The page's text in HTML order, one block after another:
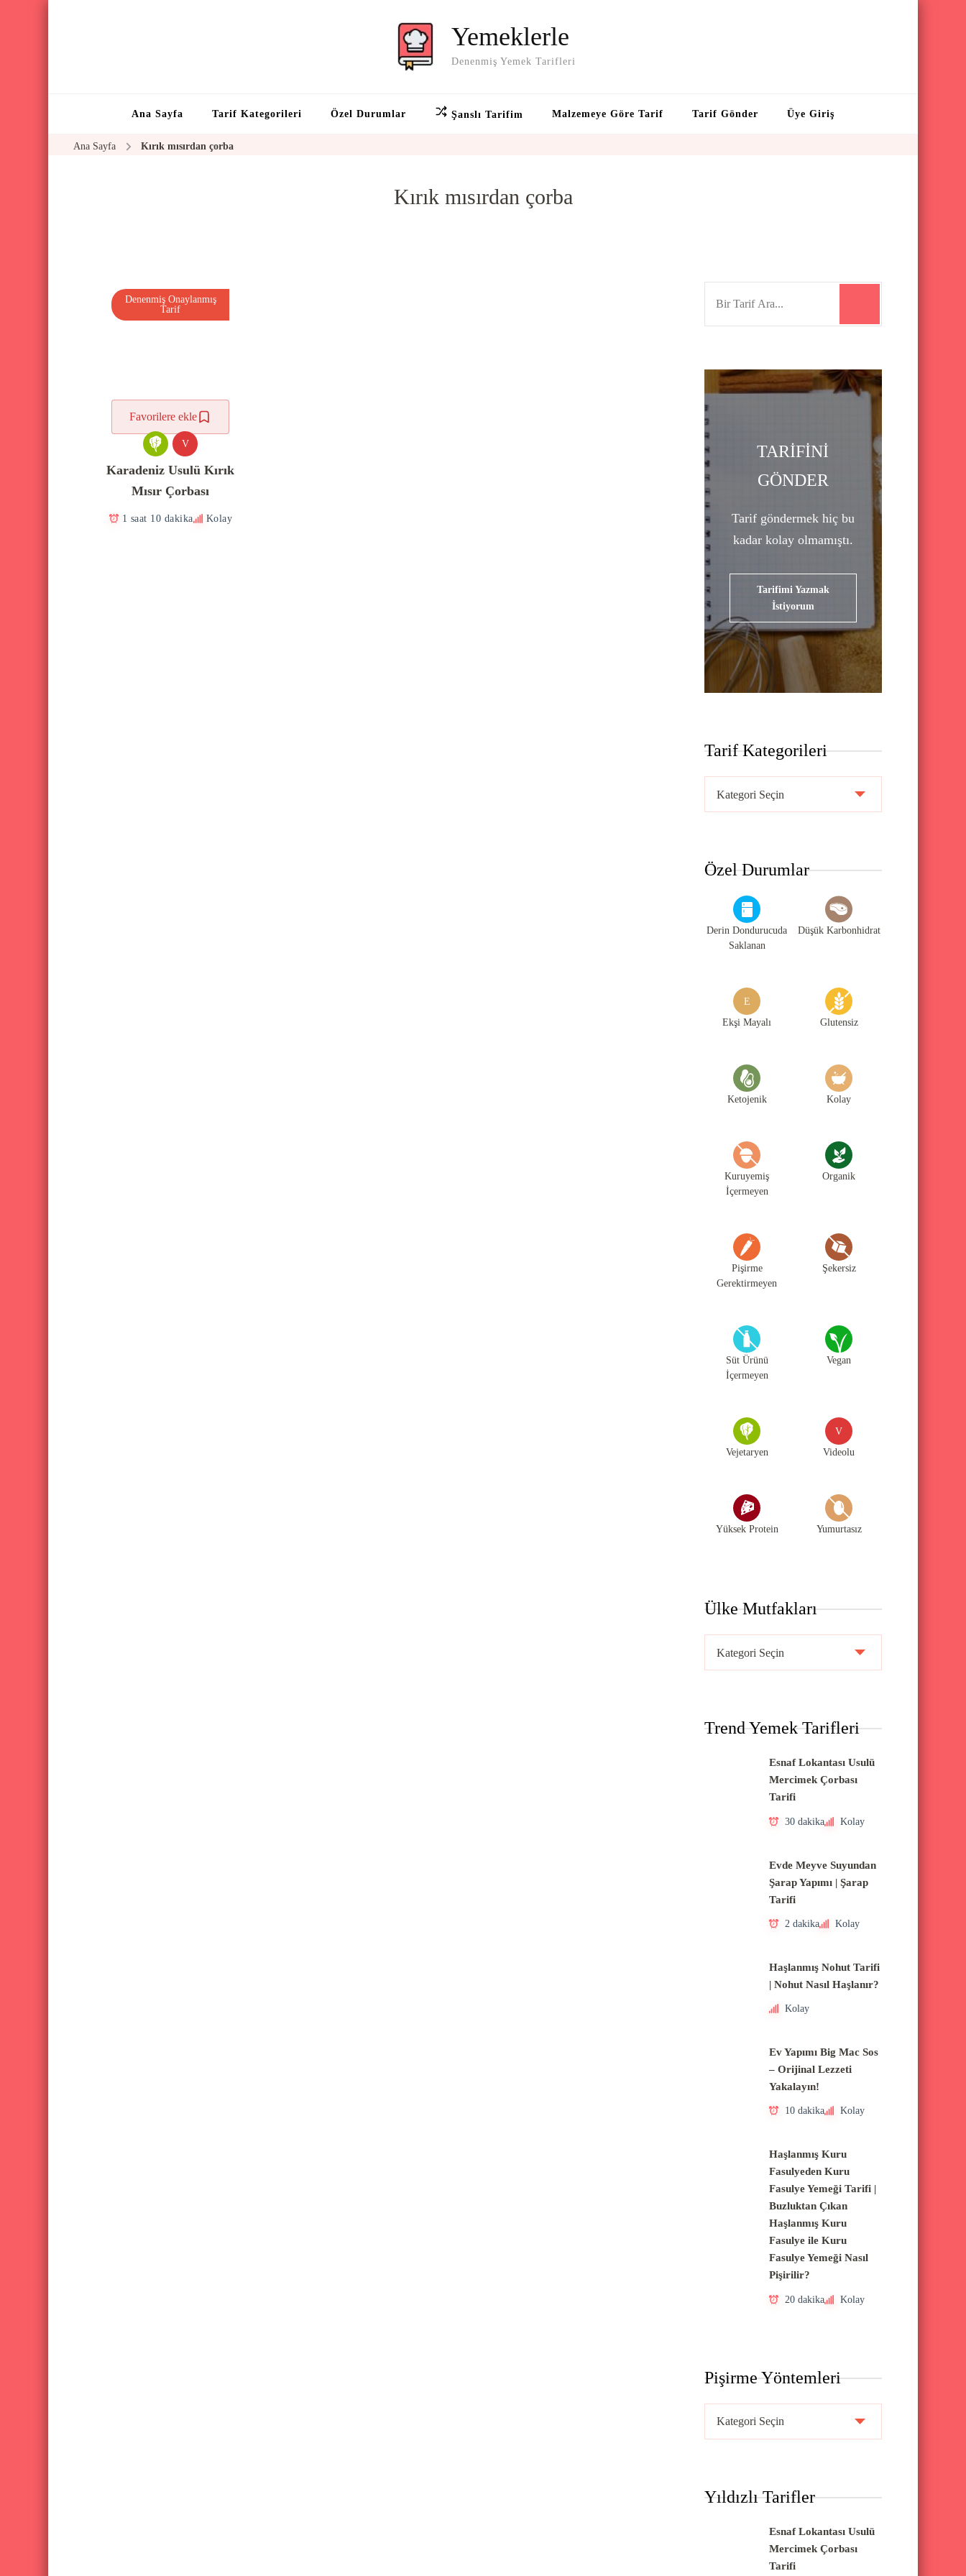
Yemeklerle
Denenmiş Yemek Tarifleri
Ana Sayfa Tarif Kategorileri Özel Durumlar Şanslı Tarifim Malzemeye Göre Tarif Tarif Gönder Üye Giriş
Ana Sayfa Kırık mısırdan çorba
Kırık mısırdan çorba
Favorilere ekle
Denenmiş Onaylanmış
Tarif
V
Karadeniz Usulü Kırık
Mısır Çorbası
1 saat 10 dakika Kolay
f
o
r
:
TARİFİNİ
GÖNDER
Tarif göndermek hiç bu
kadar kolay olmamıştı.
Tarifimi Yazmak
İstiyorum
Tarif Kategorileri
a
f
t
Özel Durumlar
Derin Dondurucuda
Saklanan
Düşük Karbonhidrat
E
Ekşi Mayalı Glutensiz
Ketojenik Kolay
Kuruyemiş
İçermeyen
Organik
Pişirme
Gerektirmeyen
Şekersiz
Süt Ürünü
İçermeyen
Vegan
Vejetaryen
V
Videolu
Yüksek Protein Yumurtasız
Ülke Mutfakları
l
M
Trend Yemek Tarifleri
Esnaf Lokantası Usulü
Mercimek Çorbası
Tarifi
30 dakika Kolay
Evde Meyve Suyundan
Şarap Yapımı | Şarap
Tarifi
2 dakika Kolay
Haşlanmış Nohut Tarifi
| Nohut Nasıl Haşlanır?
Kolay
Ev Yapımı Big Mac Sos
– Orijinal Lezzeti
Yakalayın!
10 dakika Kolay
Haşlanmış Kuru
Fasulyeden Kuru
Fasulye Yemeği Tarifi |
Buzluktan Çıkan
Haşlanmış Kuru
Fasulye ile Kuru
Fasulye Yemeği Nasıl
Pişirilir?
20 dakika Kolay
Pişirme Yöntemleri
r
Yıldızlı Tarifler
Esnaf Lokantası Usulü
Mercimek Çorbası
Tarifi